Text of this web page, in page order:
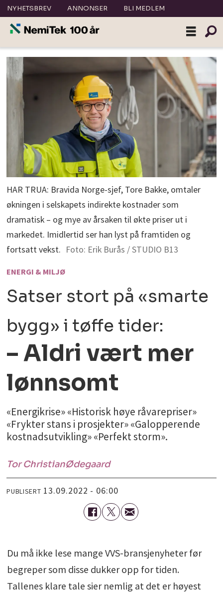
NYHETSBREV ANNONSER BLI MEDLEM
HAR TRUA: Bravida Norge-sjef, Tore Bakke, omtaler
økningen i selskapets indirekte kostnader som
dramatisk – og mye av årsaken til økte priser ut i
markedet. Imidlertid ser han lyst på framtiden og
fortsatt vekst. Foto: Erik Burås / STUDIO B13
ENERGI & MILJØ
Satser stort på «smarte
bygg» i tøffe tider:
– Aldri vært mer
lønnsomt
«Energikrise» «Historisk høye råvarepriser»
«Frykter stans i prosjekter» «Galopperende
kostnadsutvikling» «Perfekt storm».
Tor ChristianØdegaard
PUBLISERT 13.09.2022 - 06:00
Du må ikke lese mange VVS-bransjenyheter før
begreper som disse dukker opp for tiden.
Tallenes klare tale sier nemlig at det er høyest